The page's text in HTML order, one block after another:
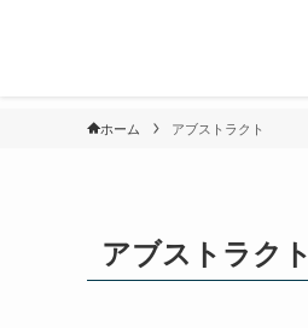
ホーム アブストラクト
アブストラクト